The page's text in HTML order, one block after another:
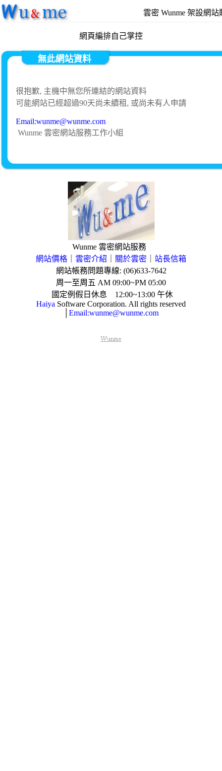
雲密 Wunme 架設網
網頁編排自己掌控
無此網站資料
很抱歉, 主機中無您所連結的網站資料
可能網站已經超過90天尚未續租, 或尚未有人申請
Email:wunme@wunme.com
Wunme 雲密網站服務工作小組
Wunme 雲密網站服務
網站價格
雲密介紹 關於雲密
站長信箱
網站帳務問題專線: (06)633-7642
周一至周五 AM 09:00~PM 05:00
國定例假日休息 12:00~13:00 午休
Haiya Software Corporation. All rights reserved
Email:wunme@wunme.com